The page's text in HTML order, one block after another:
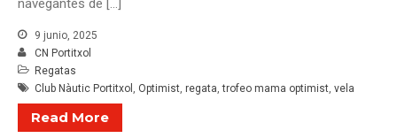
navegantes de […]
9 junio, 2025
CN Portitxol
Regatas
Club Nàutic Portitxol , Optimist, regata,trofeo mama optimist, vela
Read More